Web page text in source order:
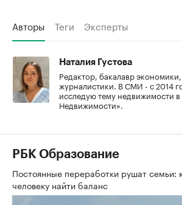
Авторы Теги Эксперты
Наталия Густова
Редактор, бакалавр
журналистики. В СМИ - с 2014
исследую тему недвижимости
Недвижимости».
РБК Образование
Постоянные переработки рушат семьи:
человеку найти баланс